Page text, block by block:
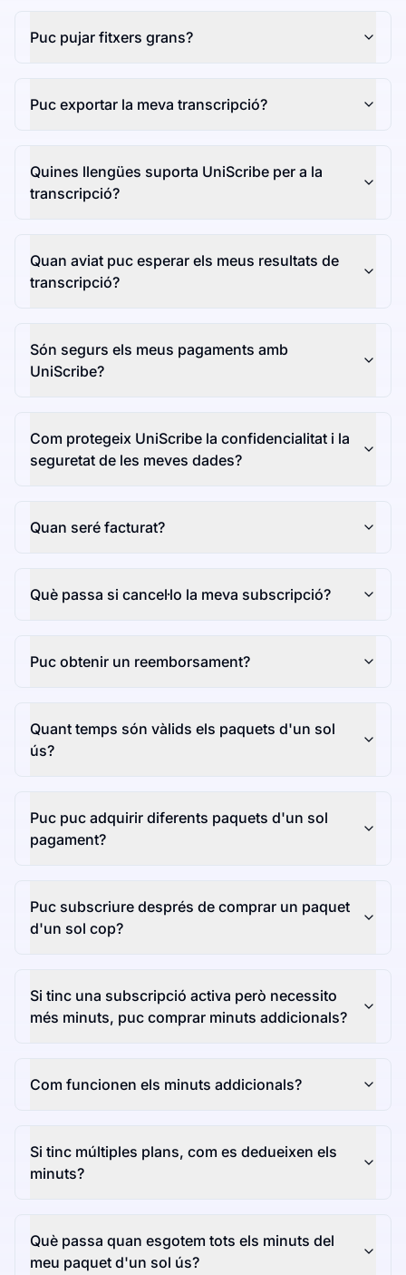
Puc pujar fitxers grans?
Puc exportar la meva transcripció?
Quines llengües suporta UniScribe per a la
transcripció?
Quan aviat puc esperar els meus resultats de
transcripció?
Són segurs els meus pagaments amb
UniScribe?
Com protegeix UniScribe la confidencialitat i la
seguretat de les meves dades?
Quan seré facturat?
Què passa si cancel·lo la meva subscripció?
Puc obtenir un reemborsament?
Quant temps són vàlids els paquets d'un sol
ús?
Puc puc adquirir diferents paquets d'un sol
pagament?
Puc subscriure després de comprar un paquet
d'un sol cop?
Si tinc una subscripció activa però necessito
més minuts, puc comprar minuts addicionals?
Com funcionen els minuts addicionals?
Si tinc múltiples plans, com es dedueixen els
minuts?
Què passa quan esgotem tots els minuts del
meu paquet d'un sol ús?